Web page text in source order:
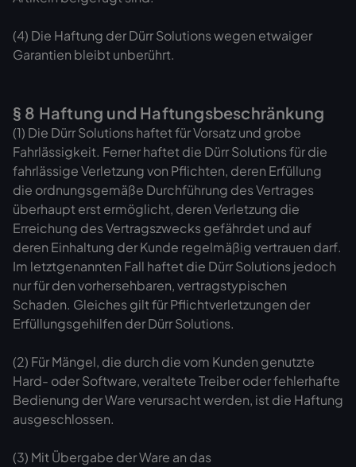
(4) Die Haftung der Dürr Solutions wegen etwaiger
Garantien bleibt unberührt.
§ 8 Haftung und Haftungsbeschränkung
(1) Die Dürr Solutions haftet für Vorsatz und grobe
Fahrlässigkeit. Ferner haftet die Dürr Solutions für die
fahrlässige Verletzung von Pflichten, deren Erfüllung
die ordnungsgemäße Durchführung des Vertrages
überhaupt erst ermöglicht, deren Verletzung die
Erreichung des Vertragszwecks gefährdet und auf
deren Einhaltung der Kunde regelmäßig vertrauen darf.
Im letztgenannten Fall haftet die Dürr Solutions jedoch
nur für den vorhersehbaren, vertragstypischen
Schaden. Gleiches gilt für Pflichtverletzungen der
Erfüllungsgehilfen der Dürr Solutions.
(2) Für Mängel, die durch die vom Kunden genutzte
Hard- oder Software, veraltete Treiber oder fehlerhafte
Bedienung der Ware verursacht werden, ist die Haftung
ausgeschlossen.
(3) Mit Übergabe der Ware an das